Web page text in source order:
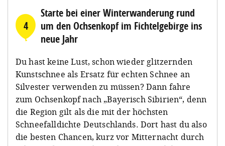
4
Starte bei einer Winterwanderung rund
um den Ochsenkopf im Fichtelgebirge ins
neue Jahr
Du hast keine Lust, schon wieder glitzernden
Kunstschnee als Ersatz für echten Schnee an
Silvester verwenden zu müssen? Dann fahre
zum Ochsenkopf nach „Bayerisch Sibirien“, denn
die Region gilt als die mit der höchsten
Schneefalldichte Deutschlands. Dort hast du also
die besten Chancen, kurz vor Mitternacht durch